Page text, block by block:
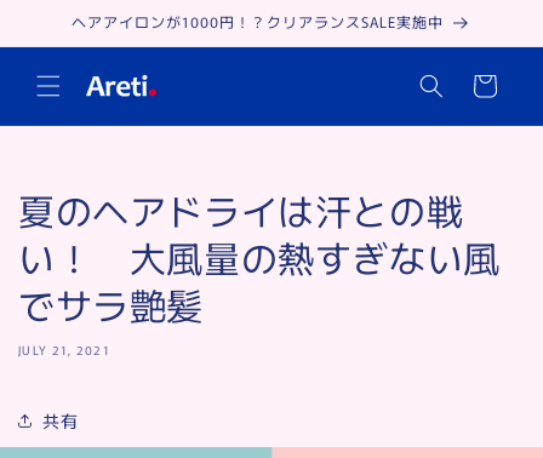
Skip to
content
ヘアアイロンが1000円！？クリアランスSALE実施中
Cart
夏のヘアドライは汗との戦
い！ 大風量の熱すぎない風
でサラ艶髪
JULY 21, 2021
共有